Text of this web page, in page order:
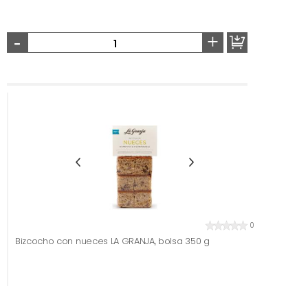
- +
0
Bizcocho con nueces LA GRANJA, bolsa 350 g